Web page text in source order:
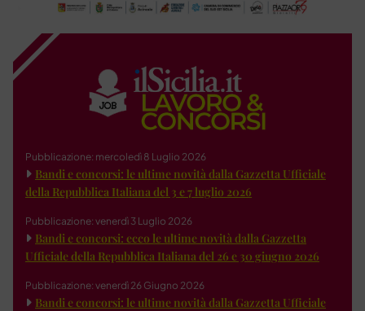
Pubblicazione: mercoledì 8 Luglio 2026
Bandi e concorsi: le ultime novità dalla Gazzetta Ufficiale
della Repubblica Italiana del 3 e 7 luglio 2026
Pubblicazione: venerdì 3 Luglio 2026
Bandi e concorsi: ecco le ultime novità dalla Gazzetta
Ufficiale della Repubblica Italiana del 26 e 30 giugno 2026
Pubblicazione: venerdì 26 Giugno 2026
Bandi e concorsi: le ultime novità dalla Gazzetta Ufficiale